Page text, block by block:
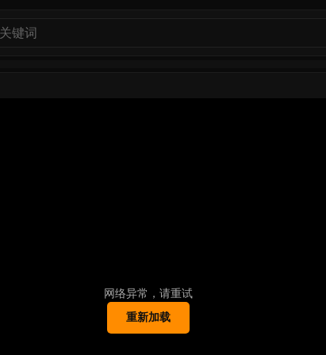
网络异常，请重试
重新加载